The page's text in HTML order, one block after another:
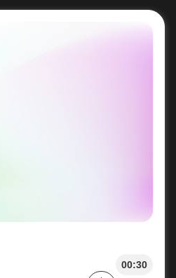
00:30